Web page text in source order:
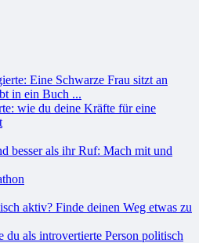
wie du deine Kräfte für eine
du als introvertierte Person politisch